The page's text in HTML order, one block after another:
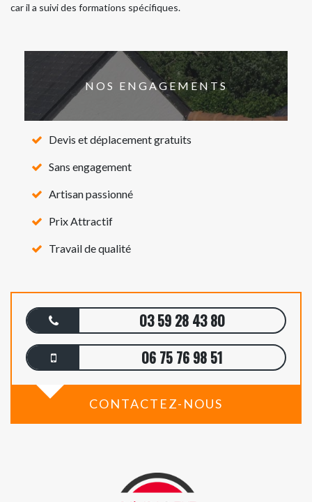
car il a suivi des formations spécifiques.
NOS ENGAGEMENTS
Devis et déplacement gratuits
Sans engagement
Artisan passionné
Prix Attractif
Travail de qualité
03 59 28 43 80
06 75 76 98 51
CONTACTEZ-NOUS